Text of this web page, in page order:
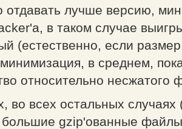
отдавать лучше версию,
в таком случае
(естественно, если
в среднем,
относительно несжатого
во всех остальных случаях
большие gzip'ованные